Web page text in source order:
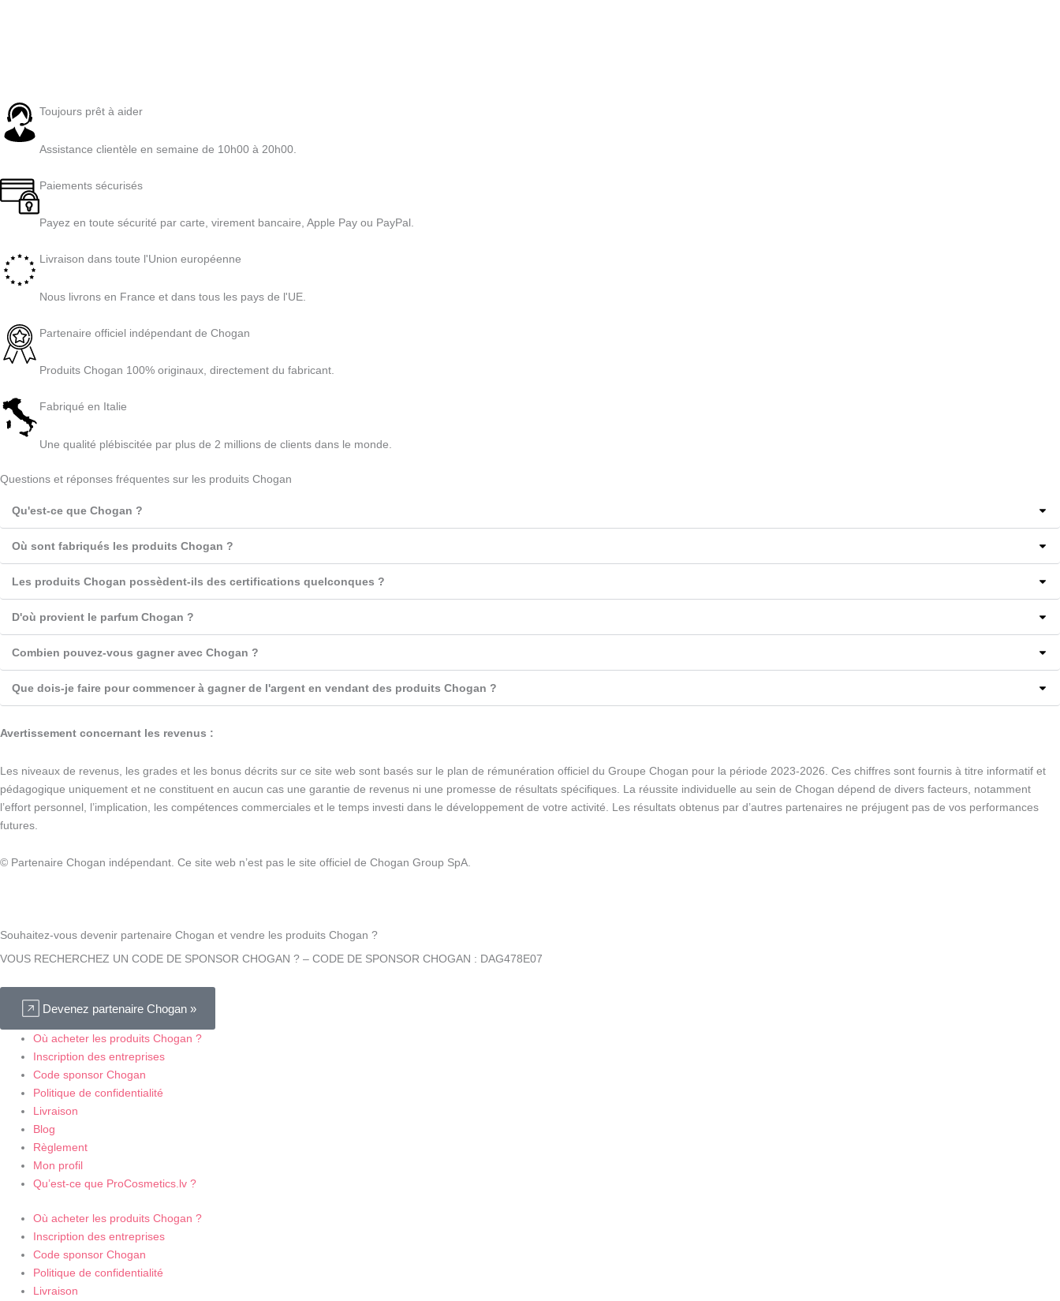
Toujours prêt à aider
Assistance clientèle en semaine de 10h00 à 20h00.
Paiements sécurisés
Payez en toute sécurité par carte, virement bancaire, Apple Pay ou PayPal.
Livraison dans toute l'Union européenne
Nous livrons en France et dans tous les pays de l'UE.
Partenaire officiel indépendant de Chogan
Produits Chogan 100% originaux, directement du fabricant.
Fabriqué en Italie
Une qualité plébiscitée par plus de 2 millions de clients dans le monde.
Questions et réponses fréquentes sur les produits Chogan
Qu'est-ce que Chogan ?
Où sont fabriqués les produits Chogan ?
Les produits Chogan possèdent-ils des certifications quelconques ?
D'où provient le parfum Chogan ?
Combien pouvez-vous gagner avec Chogan ?
Que dois-je faire pour commencer à gagner de l'argent en vendant des produits Chogan ?
Avertissement concernant les revenus :
Les niveaux de revenus, les grades et les bonus décrits sur ce site web sont basés sur le plan de rémunération officiel du Groupe Chogan pour la période 2023-2026. Ces chiffres sont fournis à titre informatif et
pédagogique uniquement et ne constituent en aucun cas une garantie de revenus ni une promesse de résultats spécifiques. La réussite individuelle au sein de Chogan dépend de divers facteurs, notamment
l’effort personnel, l’implication, les compétences commerciales et le temps investi dans le développement de votre activité. Les résultats obtenus par d’autres partenaires ne préjugent pas de vos performances
futures.
© Partenaire Chogan indépendant. Ce site web n’est pas le site officiel de Chogan Group SpA.
Souhaitez-vous devenir partenaire Chogan et vendre les produits Chogan ?
VOUS RECHERCHEZ UN CODE DE SPONSOR CHOGAN ? – CODE DE SPONSOR CHOGAN : DAG478E07
Devenez partenaire Chogan »
Où acheter les produits Chogan ?
Inscription des entreprises
Code sponsor Chogan
Politique de confidentialité
Livraison
Blog
Règlement
Mon profil
Qu’est-ce que ProCosmetics.lv ?
Où acheter les produits Chogan ?
Inscription des entreprises
Code sponsor Chogan
Politique de confidentialité
Livraison